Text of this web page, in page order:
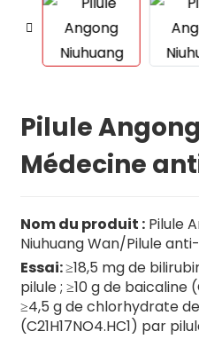
Pilule
Médecine
Nom du produit :Pilule
Niuhuang Wan/Pilule
Essai:≥18,5 mg de
pilule ; ≥10 g de baicaline
≥4,5 g de chlorhydrate
(C21H17NO4.HC1) par